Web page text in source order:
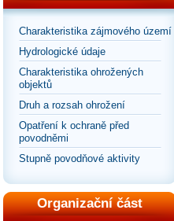
Charakteristika zájmového území
Hydrologické údaje
Charakteristika ohrožených
objektů
Druh a rozsah ohrožení
Opatření k ochraně před
povodněmi
Stupně povodňové aktivity
Organizační část